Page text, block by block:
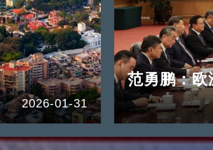
2026-01-31
范勇鹏：欧